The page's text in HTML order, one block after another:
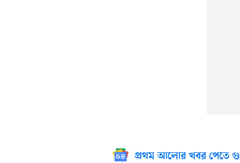
প্রথম আলোর খবর পেতে